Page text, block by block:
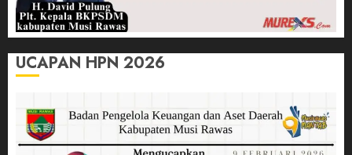
UCAPAN HPN 2026